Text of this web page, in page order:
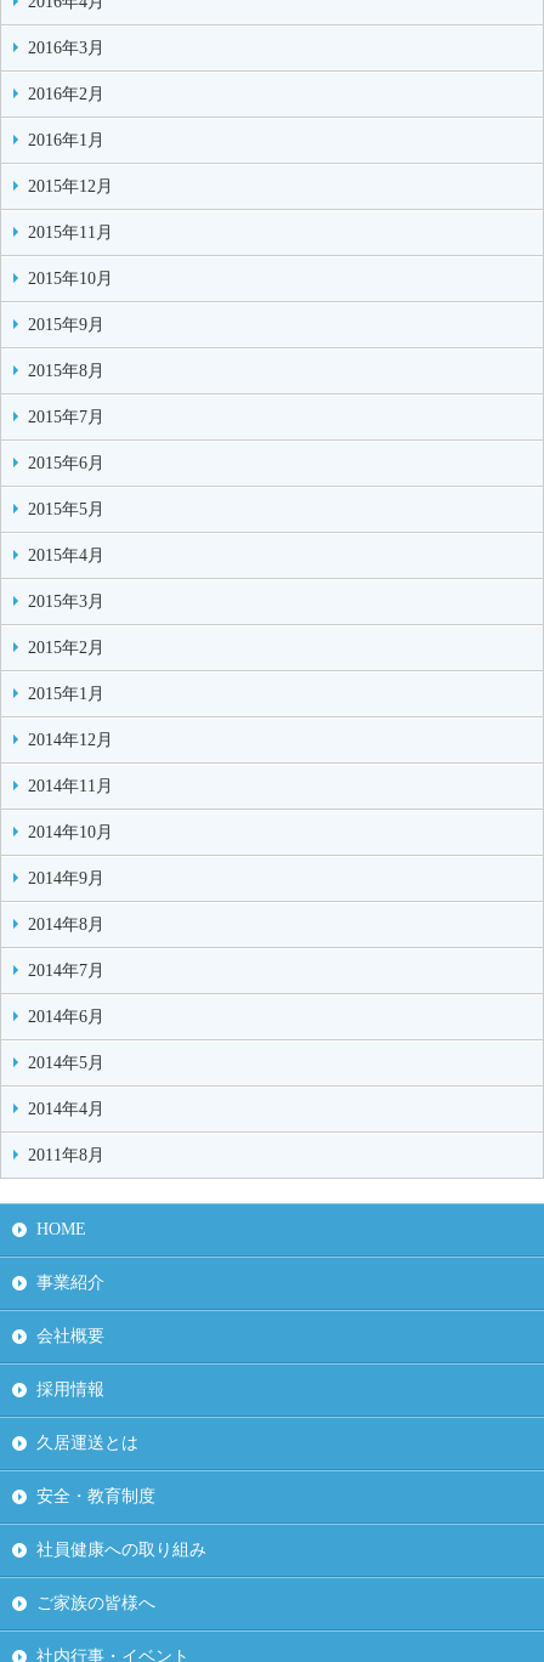
2016年3月
2016年2月
2016年1月
2015年12月
2015年11月
2015年10月
2015年9月
2015年8月
2015年7月
2015年6月
2015年5月
2015年4月
2015年3月
2015年2月
2015年1月
2014年12月
2014年11月
2014年10月
2014年9月
2014年8月
2014年7月
2014年6月
2014年5月
2014年4月
2011年8月
HOME
事業紹介
会社概要
採用情報
久居運送とは
安全・教育制度
社員健康への取り組み
ご家族の皆様へ
社内行事・イベント